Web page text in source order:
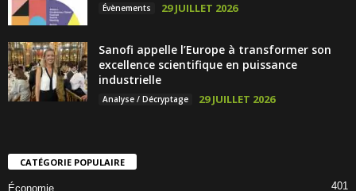
Évènements 29 JUILLET 2026
Sanofi appelle l’Europe à transformer son
excellence scientifique en puissance
industrielle
Analyse / Décryptage 29 JUILLET 2026
CATÉGORIE POPULAIRE
Économie 401